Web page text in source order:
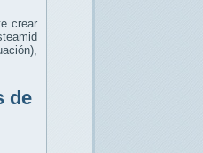
crear
de